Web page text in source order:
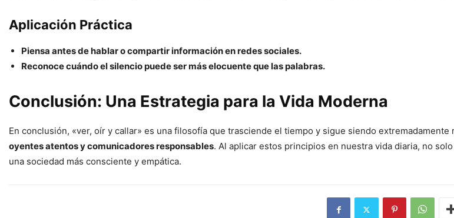
Aplicación Práctica
Piensa antes de hablar o compartir información en redes sociales.
Reconoce cuándo el silencio puede ser más elocuente que las palabras.
Conclusión: Una Estrategia para la Vida Moderna
En conclusión, «ver, oír y callar» es una filosofía que trasciende el tiempo y sigue siendo
oyentes atentos y comunicadores responsables. Al aplicar estos principios en nuestra vida diaria, no
una sociedad más consciente y empática.